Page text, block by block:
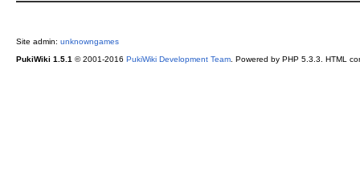
Site admin: unknowngames
PukiWiki 1.5.1© 2001-2016 PukiWiki Development Team. Powered by PHP 5.3.3. HTML